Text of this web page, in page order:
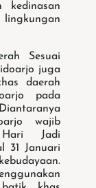
kedinasan
Sesuai
juga
daerah
pada
wajib
Jadi
31 Januari